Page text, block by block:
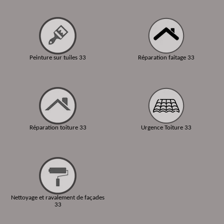
Peinture sur tuiles 33
Réparation toiture 33
Nettoyage et ravalement de façades
33
Réparation faitage 33
Urgence Toiture 33